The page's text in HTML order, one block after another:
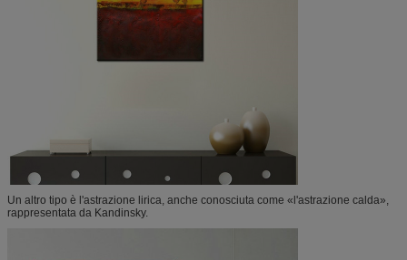
Un altro tipo è l'astrazione lirica, anche conosciuta come «l'astrazione calda»,
rappresentata da Kandinsky.